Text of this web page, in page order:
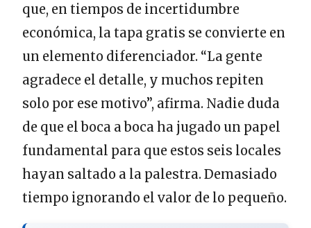
que, en tiempos de incertidumbre
económica, la tapa gratis se convierte en
un elemento diferenciador. “La gente
agradece el detalle, y muchos repiten
solo por ese motivo”, afirma. Nadie duda
de que el boca a boca ha jugado un papel
fundamental para que estos seis locales
hayan saltado a la palestra. Demasiado
tiempo ignorando el valor de lo pequeño.